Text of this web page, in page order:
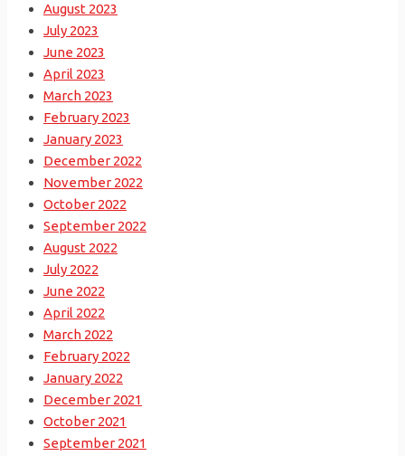
August 2023
July 2023
June 2023
April 2023
March 2023
February 2023
January 2023
December 2022
November 2022
October 2022
September 2022
August 2022
July 2022
June 2022
April 2022
March 2022
February 2022
January 2022
December 2021
October 2021
September 2021